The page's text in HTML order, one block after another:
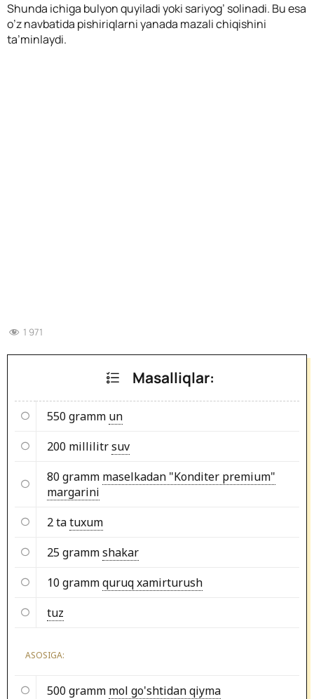
Shunda ichiga bulyon quyiladi yoki sariyog’ solinadi. Bu esa
o’z navbatida pishiriqlarni yanada mazali chiqishini
ta’minlaydi.
1 971
Masalliqlar:
550 gramm un
200 millilitrsuv
80 gramm maselkadan "Konditer premium"
margarini
2 tatuxum
25 grammshakar
10 grammquruq xamirturush
tuz
ASOSIGA:
500 gramm mol go'shtidan qiyma